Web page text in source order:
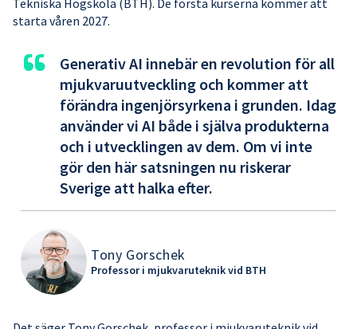
Tekniska Högskola (BTH). De första kurserna kommer att
starta våren 2027.
“
Generativ AI innebär en revolution för all
mjukvaruutveckling och kommer att
förändra ingenjörsyrkena i grunden. Idag
använder vi AI både i själva produkterna
och i utvecklingen av dem. Om vi inte
gör den här satsningen nu riskerar
Sverige att halka efter.
Tony Gorschek
Professor i mjukvaruteknik vid BTH